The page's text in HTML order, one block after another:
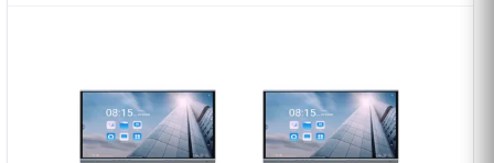
Nom du modèle
Écran interactif
TactEasy 86" TA-86